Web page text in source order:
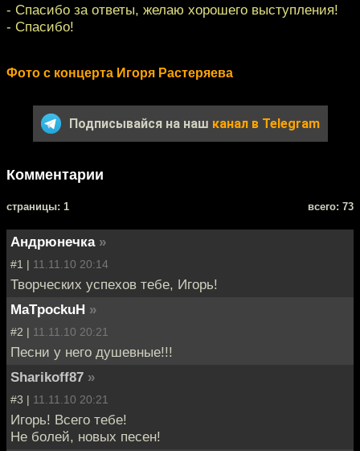
- Спасибо за ответы, желаю хорошего выступления!
- Спасибо!
Фото с концерта Игоря Растеряева
Подписывайся на наш канал в Telegram
Комментарии
cтраницы: 1 всего: 73
Андрюнечка »
#1 | 11.11.10 20:14
Творческих успехов тебе, Игорь!
MaTpockuH »
#2 | 11.11.10 20:21
Песни у него душевные!!!
Sharikoff87 »
#3 | 11.11.10 20:21
Игорь! Всего тебе!
Не болей, новых песен!